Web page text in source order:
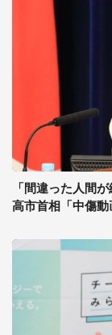
「間違った人間
高市首相「中傷